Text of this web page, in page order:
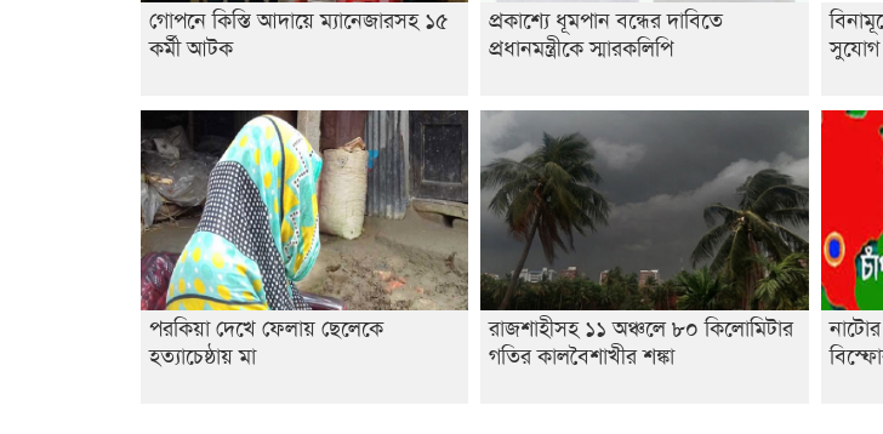
গোপনে কিস্তি আদায়ে ম্যানেজারসহ ১৫
কর্মী আটক
প্রকাশ্যে ধূমপান বন্ধের দাবিতে
প্রধানমন্ত্রীকে স্মারকলিপি
সুযোগ
পরকিয়া দেখে ফেলায় ছেলেকে
হত্যাচেষ্ঠায় মা
রাজশাহীসহ ১১ অঞ্চলে ৮০ কিলোমিটার
গতির কালবৈশাখীর শঙ্কা